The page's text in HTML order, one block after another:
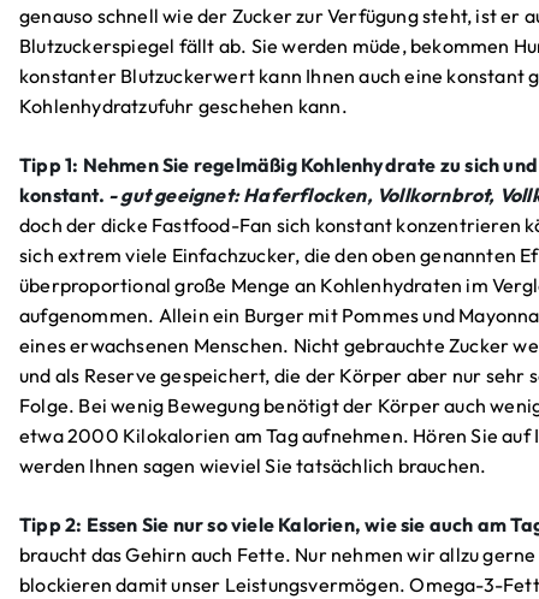
genauso schnell wie der Zucker zur Verfügung steht, ist er
Blutzuckerspiegel fällt ab. Sie werden müde, bekommen
konstanter Blutzuckerwert kann Ihnen auch eine konstant
Kohlenhydratzufuhr geschehen kann.
Tipp 1: Nehmen Sie regelmäßig Kohlenhydrate zu sich
konstant. - gut geeignet: Haferflocken, Vollkornbrot,
doch der dicke Fastfood-Fan sich konstant konzentrieren
sich extrem viele Einfachzucker, die den oben genannten
überproportional große Menge an Kohlenhydraten im
aufgenommen. Allein ein Burger mit Pommes und
eines erwachsenen Menschen. Nicht gebrauchte Zucker
und als Reserve gespeichert, die der Körper aber nur
Folge. Bei wenig Bewegung benötigt der Körper auch
etwa 2000 Kilokalorien am Tag aufnehmen. Hören Sie auf
werden Ihnen sagen wieviel Sie tatsächlich brauchen.
Tipp 2: Essen Sie nur so viele Kalorien, wie sie auch am
braucht das Gehirn auch Fette. Nur nehmen wir allzu
blockieren damit unser Leistungsvermögen. Omega-3-